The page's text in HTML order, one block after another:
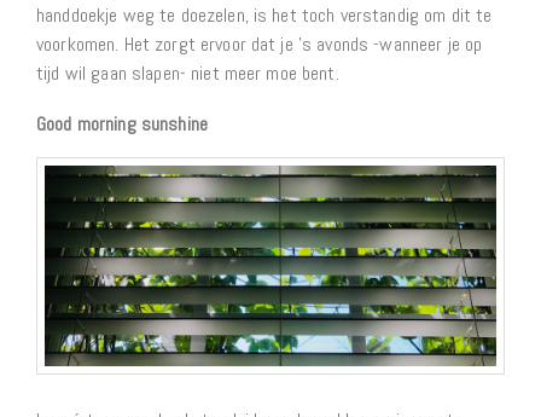
handdoekje weg te doezelen, is het toch verstandig om dit te
voorkomen. Het zorgt ervoor dat je ’s avonds -wanneer je op
tijd wil gaan slapen- niet meer moe bent.
Good morning sunshine